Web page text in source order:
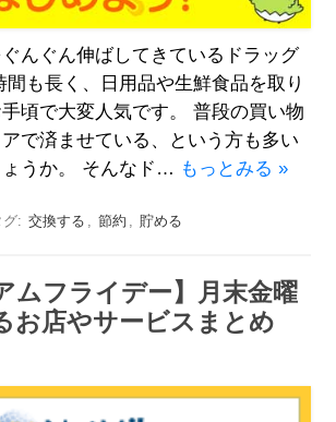
んぐん伸ばしてきているドラッグ
間も長く、日用品や生鮮食品を取り
頃で大変人気です。 普段の買い物
で済ませている、という方も多い
うか。 そんなド… もっとみる »
グ: 交換する 節約 貯める
ムフライデー】月末金曜
お店やサービスまとめ